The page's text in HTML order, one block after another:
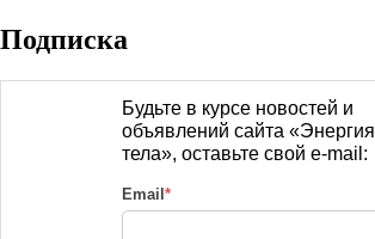
Подписка
Будьте в курсе новостей и
объявлений сайта «Энергия
тела», оставьте свой e-mail:
Email*